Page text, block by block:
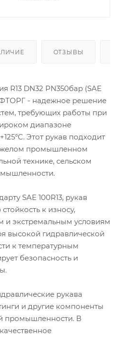
ОТЗЫВЫ
R13 DN32 PN350бар (SAE
- надежное решение
требующих работы при
диапазоне
Этот рукав подходит
промышленном
технике, сельском
SAE 100R13, рукав
к износу,
и экстремальным условиям
высокой гидравлической
к температурным
безопасность и
рукава
и другие компоненты
промышленности. В